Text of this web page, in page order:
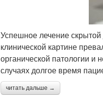
Успешное лечение скрытой
клинической картине
органической патологии и
случаях долгое время
читать дальше →